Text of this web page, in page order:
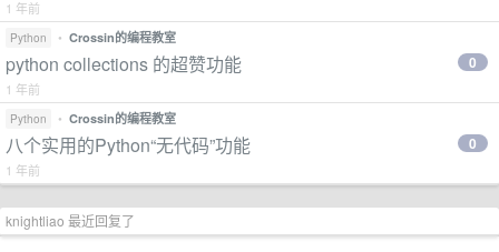
1 年前
Python • Crossin的编程教室
python collections 的超赞功能
1 年前
0
Python • Crossin的编程教室
八个实用的Python“无代码”功能
1 年前
0
knightliao 最近回复了